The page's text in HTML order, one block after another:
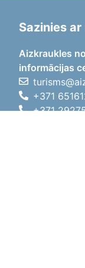
Sazinies ar
Aizkraukles
informācijas
+371
+371